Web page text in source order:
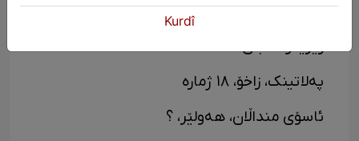
منداڵانی باوە گوڕگوڕ، کەرکووک، ؟
زیریمۆک، بلێ، ؟
پەلاتینک، زاخۆ، ١٨ ژمارە
ئاسۆی منداڵان، هەولێر، ؟
Kurdî